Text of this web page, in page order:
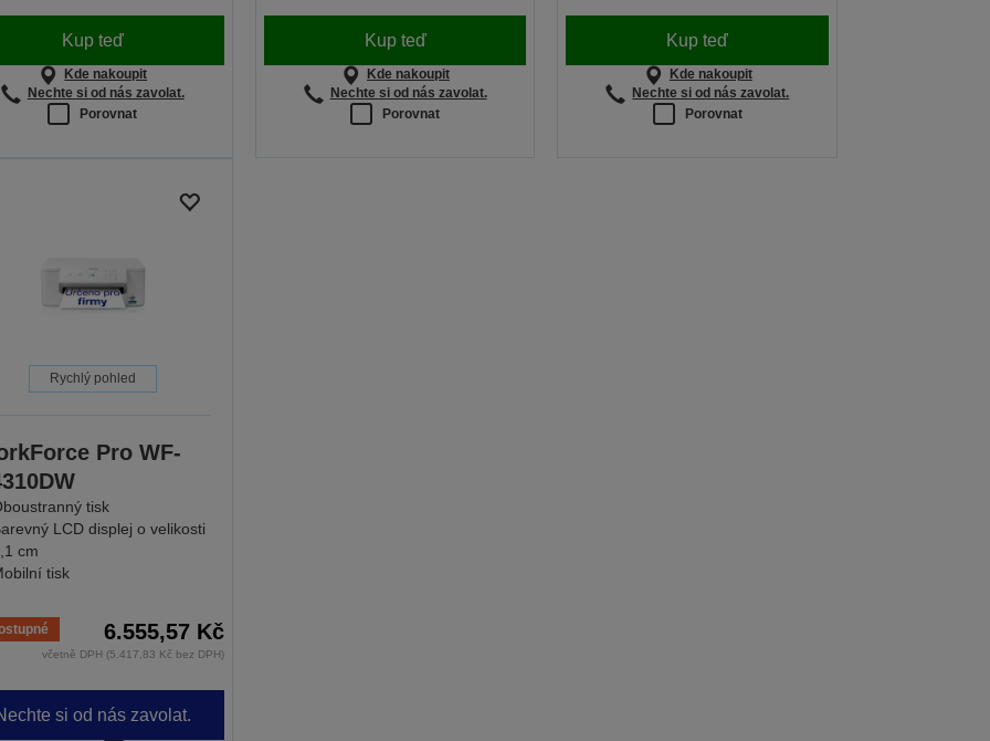
Kup teď
Kde nakoupit
Nechte si od nás zavolat.
Porovnat
Kup teď
Kde nakoupit
Nechte si od nás zavolat.
Porovnat
Kup teď
Kde nakoupit
Nechte si od nás zavolat.
Porovnat
Rychlý pohled
Pro WF-
tisk
LCD displej o velikosti
cm
tisk
6.555,57 Kč
včetně DPH (5.417,83 Kč bez DPH)
si od nás zavolat.